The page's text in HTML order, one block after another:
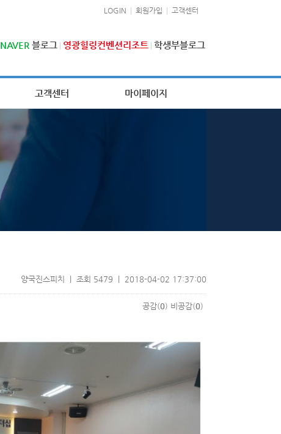
LOGIN 회원가입 고객센터
NAVER 블로그 영광힐링컨벤션리조트 학생부블로그
고객센터 마이페이지
양국진스피치 | 조회 5479 | 2018-04-02 17:37:00
공감(0) 비공감(0)